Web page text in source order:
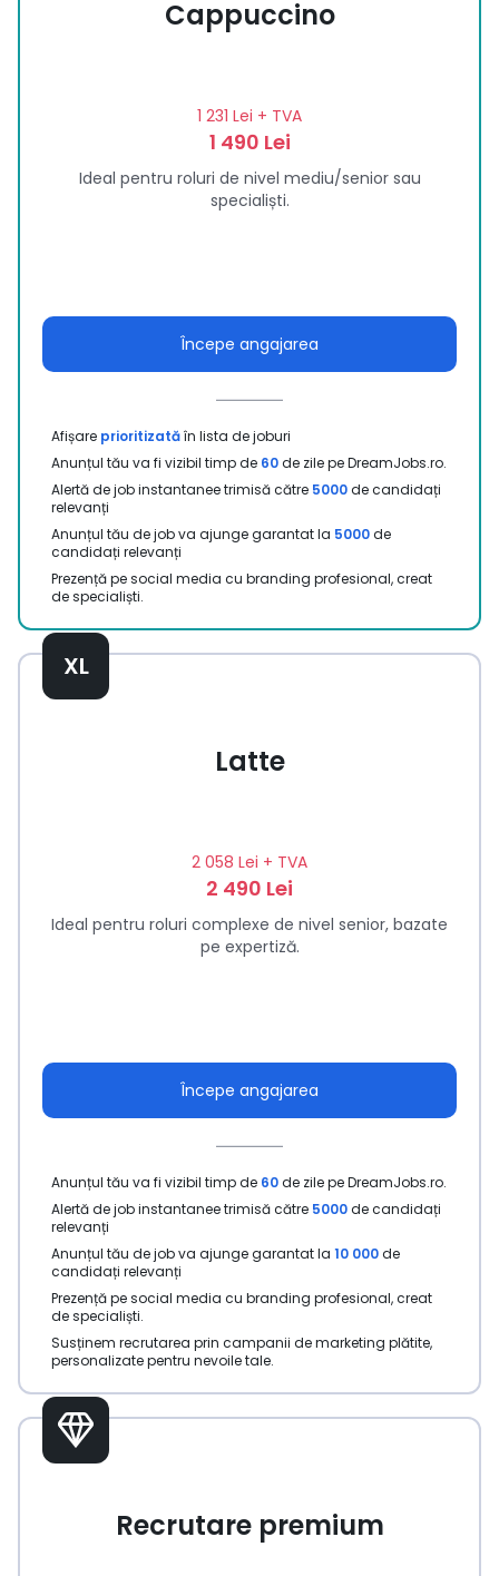
Cappuccino
1 231 Lei + TVA
1 490 Lei
Ideal pentru roluri de nivel mediu/senior sau
specialiști.
Începe angajarea
Afișare prioritizatăîn lista de joburi
Anunțul tău va fi vizibil timp de 60de zile pe DreamJobs.ro.
Alertă de job instantanee trimisă către 5000de candidați
relevanți
Anunțul tău de job va ajunge garantat la 5000de
candidați relevanți
Prezență pe social media cu branding profesional, creat
de specialiști.
XL
Latte
2 058 Lei + TVA
2 490 Lei
Ideal pentru roluri complexe de nivel senior, bazate
pe expertiză.
Începe angajarea
Anunțul tău va fi vizibil timp de 60de zile pe DreamJobs.ro.
Alertă de job instantanee trimisă către 5000de candidați
relevanți
Anunțul tău de job va ajunge garantat la 10 000de
candidați relevanți
Prezență pe social media cu branding profesional, creat
de specialiști.
Susținem recrutarea prin campanii de marketing plătite,
personalizate pentru nevoile tale.
Recrutare premium